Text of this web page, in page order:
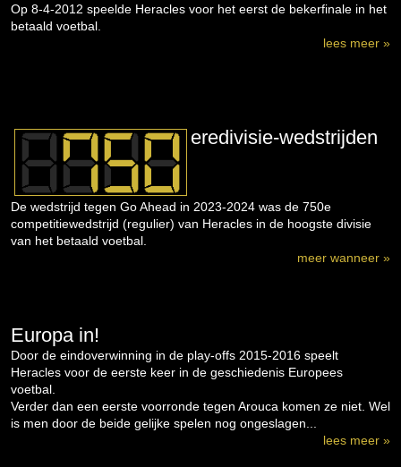
Op 8-4-2012 speelde Heracles voor het eerst de bekerfinale in het
betaald voetbal.
lees meer »
eredivisie-wedstrijden
De wedstrijd tegen Go Ahead in 2023-2024 was de 750e
competitiewedstrijd (regulier) van Heracles in de hoogste divisie
van het betaald voetbal.
meer wanneer »
Europa in!
Door de eindoverwinning in de play-offs 2015-2016 speelt
Heracles voor de eerste keer in de geschiedenis Europees
voetbal.
Verder dan een eerste voorronde tegen Arouca komen ze niet. Wel
is men door de beide gelijke spelen nog ongeslagen...
lees meer »